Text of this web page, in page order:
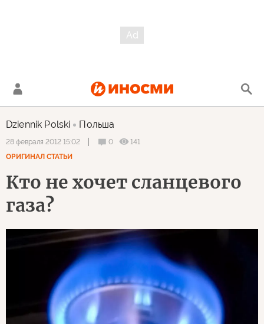
Dziennik Polski Польша
28 февраля 2012 15:02 0
141
ОРИГИНАЛ СТАТЬИ
Кто не хочет сланцевого
газа?